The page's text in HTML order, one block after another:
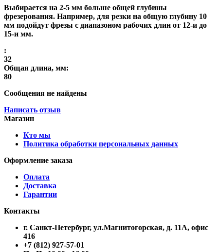
Выбирается на 2-5 мм больше общей глубины
фрезерования. Например, для резки на общую глубину 10
мм подойдут фрезы с диапазоном рабочих длин от 12-и до
15-и мм.
:
32
Общая длина, мм:
80
Сообщения не найдены
Написать отзыв
Магазин
Кто мы
Политика обработки персональных данных
Оформление заказа
Оплата
Доставка
Гарантии
Контакты
г. Санкт-Петербург, ул.Магнитогорская, д. 11А, офис
416
+7 (812) 927-57-01